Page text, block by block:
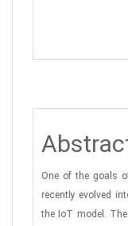
One of the goals
recently evolved
the IoT model.